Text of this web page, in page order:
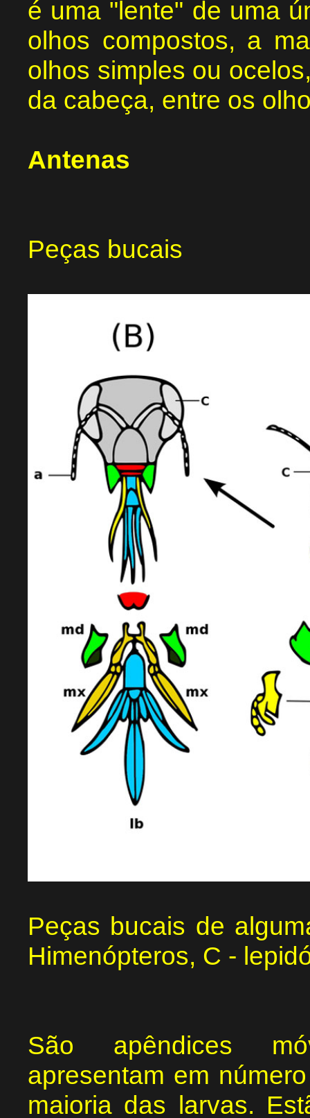
é uma "lente" de uma
olhos compostos, a
olhos simples ou
da cabeça, entre os
Antenas
Peças bucais
Peças bucais de
Himenópteros, C -
São apêndices
apresentam em
maioria das larvas.